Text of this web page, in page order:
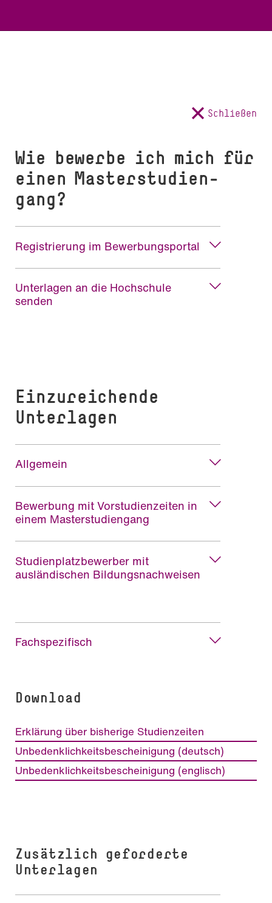
Schließen
Wie bewerbe ich mich für
einen Mas­ter­stu­di­en­
gang?
Registrierung im Bewerbungsportal
Unterlagen an die Hochschule
senden
Einzureichende
Unterlagen
Allgemein
Bewerbung mit Vorstudienzeiten in
einem Masterstudiengang
Studienplatzbewerber mit
ausländischen Bildungsnachweisen
Fachspezifisch
Download
Erklärung über bisherige Studienzeiten
Unbedenklichkeitsbescheinigung (deutsch)
Unbedenklichkeitsbescheinigung (englisch)
Zusätzlich geforderte
Unterlagen